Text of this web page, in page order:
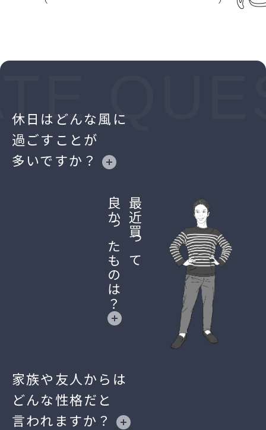
最初は何もわからなかったことです。周
りのメンバーは経験者ばかりで「わかっ
トの業界知識や現場で飛び交うIT用語を
でも、日々成長を感じています。周りの
エンジニアのレベルがとにかく高いの
で、毎日が刺激的ですね。業務の難易度
自体というより、その高い環境に身を置
いていること自体が自分の引き出しを増
やしてくれています。
ー諦めない探究心と、
意識せずとも仕事と家族を両立できる
エンジニアとして大切にしている考え方は
ありますか？
最近買って
良かったものは？
休日はどんな風に
過ごすことが
多いですか？
家族や友人からは
どんな性格だと
言われますか？